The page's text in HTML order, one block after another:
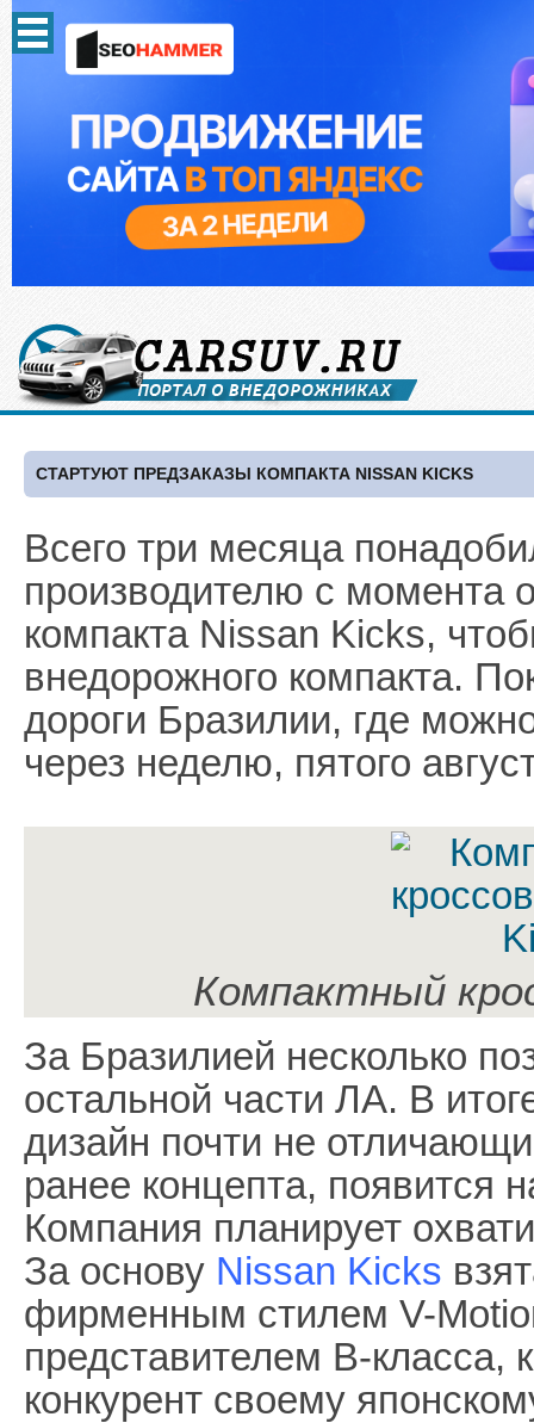
СТАРТУЮТ ПРЕДЗАКАЗЫ КОМПАКТА NISSAN KICKS
Всего три месяца
производителю с момента
компакта Nissan Kicks,
внедорожного компакта.
дороги Бразилии, где
через неделю, пятого
Компактный
За Бразилией несколько
остальной части ЛА. В
дизайн почти не
ранее концепта, появится
Компания планирует
За основу Nissan Kicks
фирменным стилем V-
представителем В-класса,
конкурент своему